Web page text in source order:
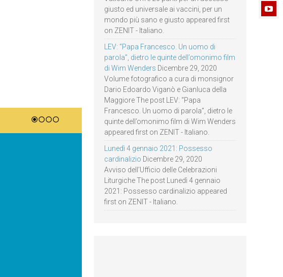
giusto ed universale ai vaccini, per un
mondo più sano e giusto appeared first
on ZENIT - Italiano.
LEV: “Papa Francesco. Un uomo di
parola”, dietro le quinte dell’omonimo film
di Wim Wenders Dicembre 29, 2020
Volume fotografico a cura di monsignor
Dario Edoardo Viganò e Gianluca della
Maggiore The post LEV: “Papa
Francesco. Un uomo di parola”, dietro le
quinte dell’omonimo film di Wim Wenders
appeared first on ZENIT - Italiano.
Lunedì 4 gennaio 2021: Possesso
cardinalizio Dicembre 29, 2020
Avviso dell’Ufficio delle Celebrazioni
Liturgiche The post Lunedì 4 gennaio
2021: Possesso cardinalizio appeared
first on ZENIT - Italiano.